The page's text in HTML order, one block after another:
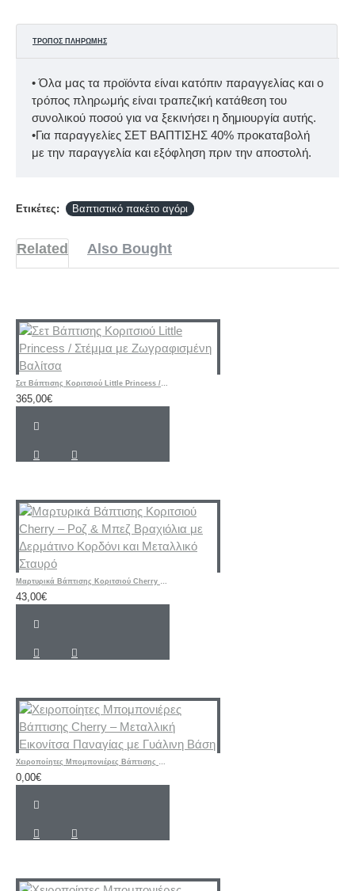
ΤΡΌΠΟΣ ΠΛΗΡΩΜΉΣ
• Όλα μας τα προϊόντα είναι κατόπιν παραγγελίας και ο
τρόπος πληρωμής είναι τραπεζική κατάθεση του
συνολικού ποσού για να ξεκινήσει η δημιουργία αυτής.
•Για παραγγελίες ΣΕΤ ΒΑΠΤΙΣΗΣ 40% προκαταβολή
με την παραγγελία και εξόφληση πριν την αποστολή.
Ετικέτες: Βαπτιστικό πακέτο αγόρι
Related Also Bought
Σετ Βάπτισης Κοριτσιού Little Princess / Στέμμα με Ζωγραφισμένη Βαλίτσα
365,00€
Μαρτυρικά Βάπτισης Κοριτσιού Cherry – Ροζ & Μπεζ Βραχιόλια με Δερμάτινο Κορδόνι και Μεταλλικό Σταυρό
43,00€
Χειροποίητες Μπομπονιέρες Βάπτισης Cherry – Μεταλλική Εικονίτσα Παναγίας με Γυάλινη Βάση
0,00€